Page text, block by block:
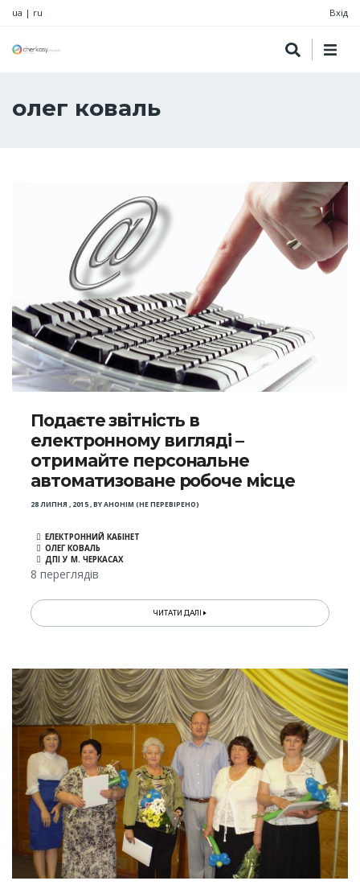
ua | ru Вхід
олег коваль
Подаєте звітність в
електронному вигляді –
отримайте персональне
автоматизоване робоче місце
28 ЛИПНЯ , 2015,BYАНОНІМ (НЕ ПЕРЕВІРЕНО)
ЕЛЕКТРОННИЙ КАБІНЕТ
ОЛЕГ КОВАЛЬ
ДПІ У М. ЧЕРКАСАХ
8 переглядів
ЧИТАТИ ДАЛІ